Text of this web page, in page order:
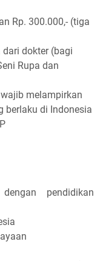
Rp. 300.000,- (tiga
dokter (bagi
Rupa dan
melampirkan
berlaku di Indonesia
pendidikan